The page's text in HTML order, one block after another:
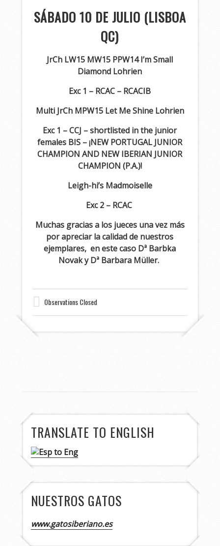
SÁBADO 10 DE JULIO (LISBOA
QC)
JrCh LW15 MW15 PPW14 I’m Small
Diamond Lohrien
Exc 1 – RCAC – RCACIB
Multi JrCh MPW15 Let Me Shine Lohrien
Exc 1 – CCJ – shortlisted in the junior
females BIS – ¡NEW PORTUGAL JUNIOR
CHAMPION AND NEW IBERIAN JUNIOR
CHAMPION (P.A.)!
Leigh-hi’s Madmoiselle
Exc 2 – RCAC
Muchas gracias a los jueces una vez más
por apreciar la calidad de nuestros
ejemplares, en este caso Dª Barbka
Novak y Dª Barbara Müller.
Observations Closed
TRANSLATE TO ENGLISH
NUESTROS GATOS
www.gatosiberiano.es